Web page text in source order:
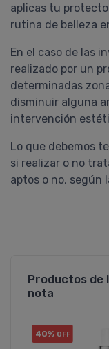
aplicas tu
rutina de belleza
En el caso de las
realizado por un
determinadas
disminuir alguna
intervención
Lo que debemos
si realizar o no
aptos o no, según
Productos de
nota
40% OFF